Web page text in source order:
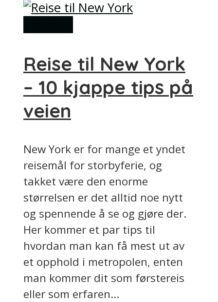
Reise til New York
– 10 kjappe tips på
veien
New York er for mange et yndet
reisemål for storbyferie, og
takket være den enorme
størrelsen er det alltid noe nytt
og spennende å se og gjøre der.
Her kommer et par tips til
hvordan man kan få mest ut av
et opphold i metropolen, enten
man kommer dit som førstereis
eller som erfaren...